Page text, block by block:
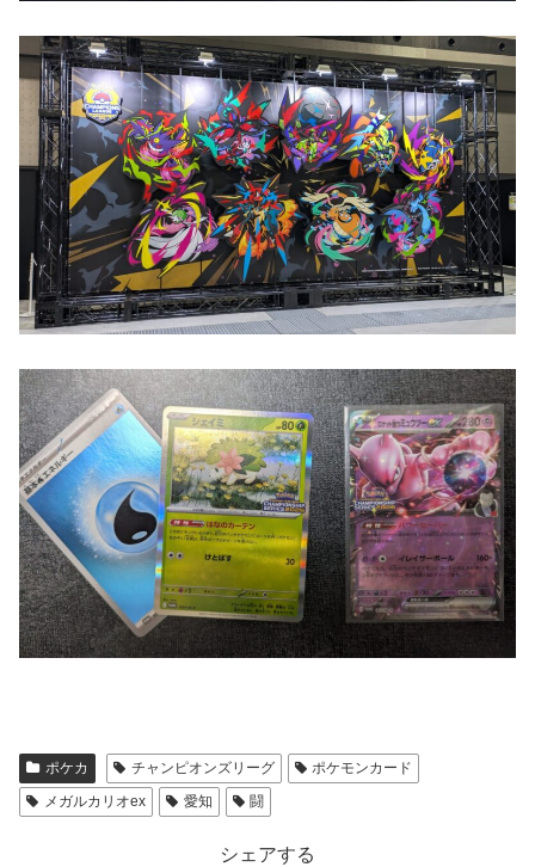
ポケカ チャンピオンズリーグ
ポケモンカード
メガルカリオex
愛知 闘
シェアする